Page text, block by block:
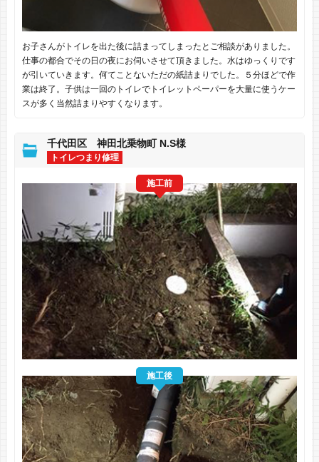
お子さんがトイレを出た後に詰まってしまったとご相談がありました。
仕事の都合でその日の夜にお伺いさせて頂きました。水はゆっくりです
が引いていきます。何てことないただの紙詰まりでした。５分ほどで作
業は終了。子供は一回のトイレでトイレットペーパーを大量に使うケー
スが多く当然詰まりやすくなります。
千代田区 神田北乗物町 N.S様
トイレつまり修理
施工前
施工後